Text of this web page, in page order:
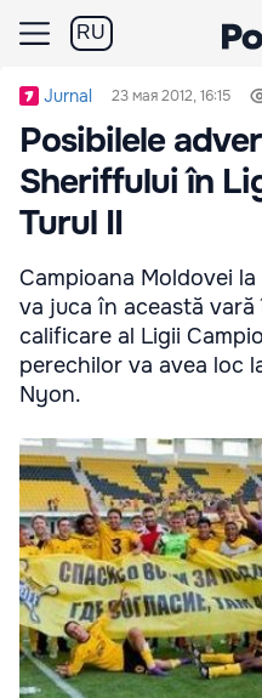
RU
Jurnal 23 мая 2012, 16:15
Posibilele
Sheriffului în
Turul II
Campioana Moldovei
va juca în această
calificare al Ligii
perechilor va avea loc
Nyon.